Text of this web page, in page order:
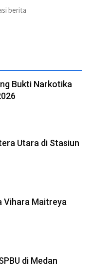
berita
Bukti Narkotika
Utara di Stasiun
Vihara Maitreya
di Medan